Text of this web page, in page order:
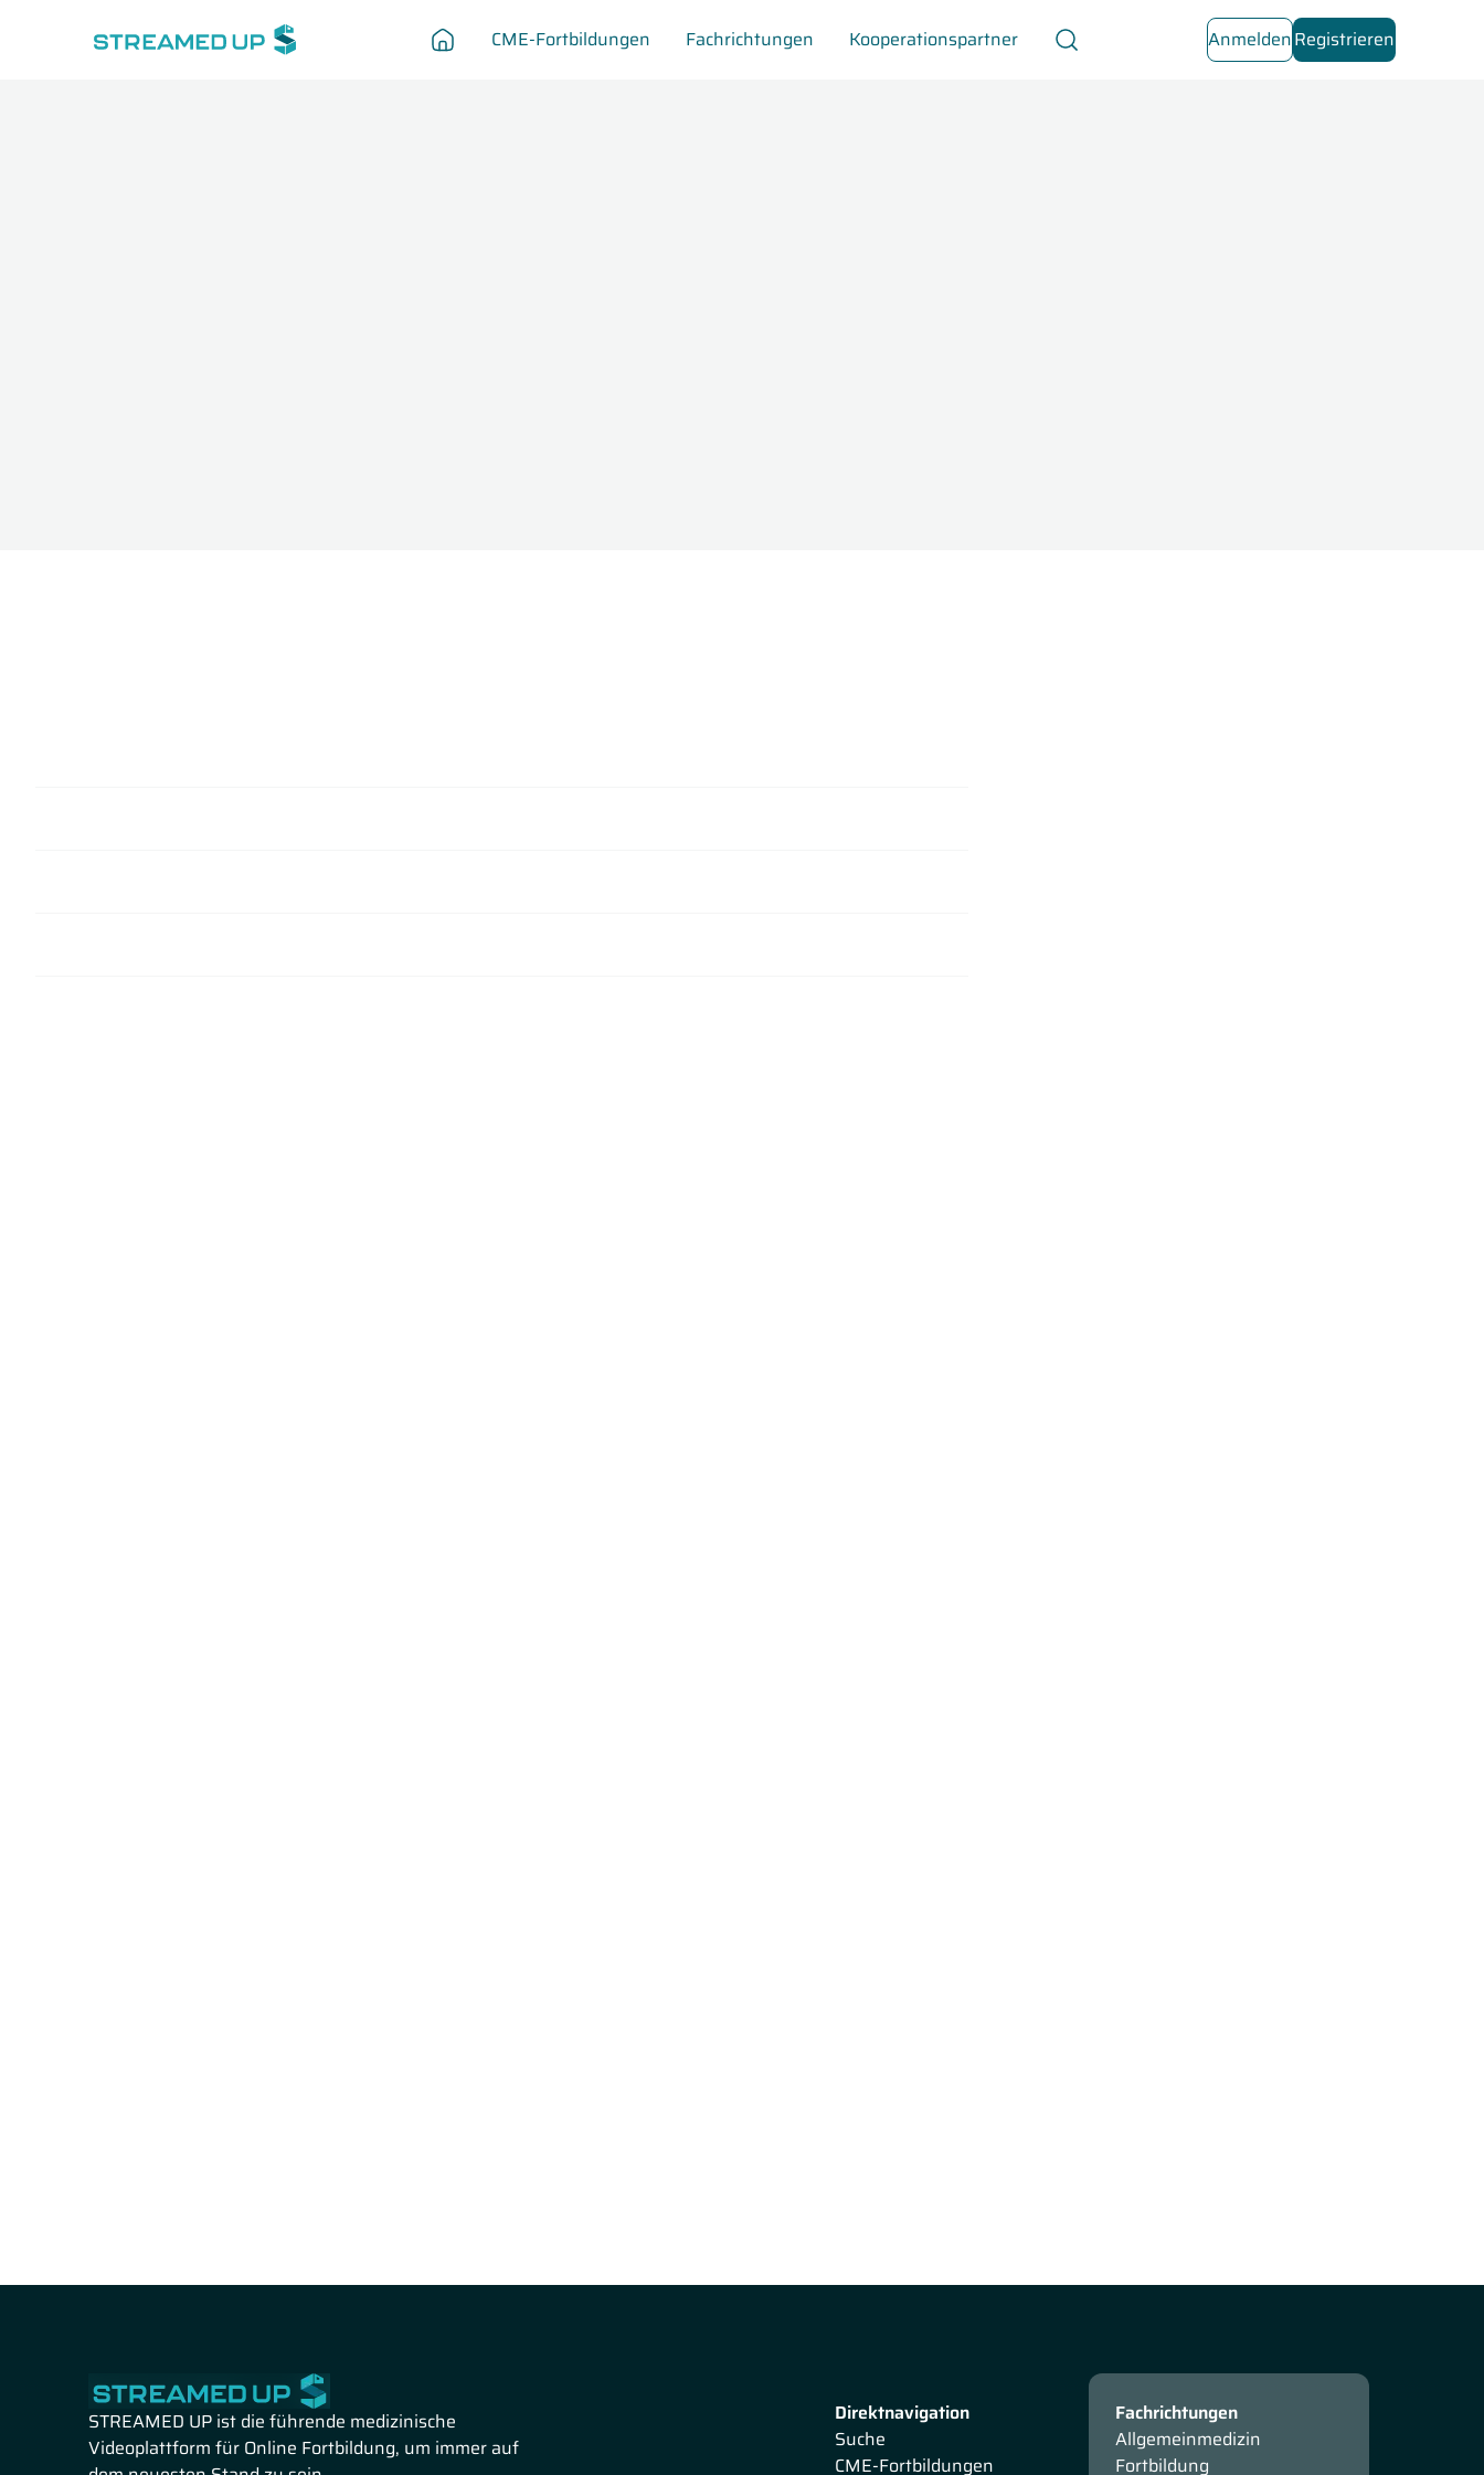
CME-Fortbildungen Fachrichtungen Kooperationspartner AnmeldenRegistrieren
STREAMED UP ist die führende medizinische
Videoplattform für Online Fortbildung, um immer auf
Direktnavigation
Suche
CME-Fortbildungen
Fachrichtungen
Allgemeinmedizin
Fortbildung